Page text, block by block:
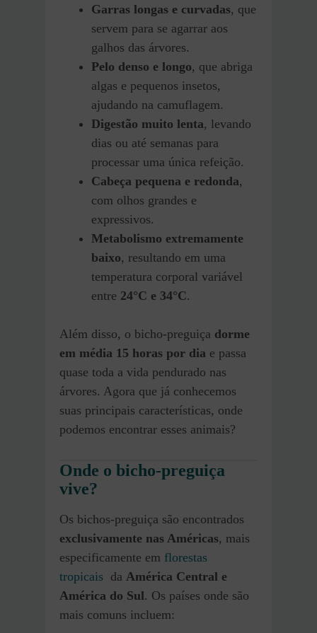
Garras longas e curvadas, que
servem para se agarrar aos
galhos das árvores.
Pelo denso e longo, que abriga
algas e pequenos insetos,
ajudando na camuflagem.
Digestão muito lenta, levando
dias ou até semanas para
processar uma única refeição.
Cabeça pequena e redonda,
com olhos grandes e
expressivos.
Metabolismo extremamente
baixo, resultando em uma
temperatura corporal variável
entre 24°C e 34°C.
Além disso, o bicho-preguiça dorme
em média 15 horas por dia e passa
quase toda a vida pendurado nas
árvores. Agora que já conhecemos
suas principais características, onde
podemos encontrar esses animais?
Onde o bicho-preguiça
vive?
Os bichos-preguiça são encontrados
exclusivamente nas Américas, mais
especificamente em florestas
tropicais da América Central e
América do Sul. Os países onde são
mais comuns incluem: